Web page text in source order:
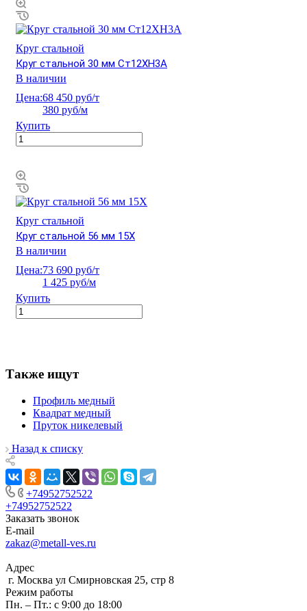
Круг стальной
Круг стальной 30 мм Ст12ХН3А
В наличии
Цена:68 450 руб/т
380 руб/м
Купить
Круг стальной
Круг стальной 56 мм 15Х
В наличии
Цена:73 690 руб/т
1 425 руб/м
Купить
Также ищут
Профиль медный
Квадрат медный
Пруток никелевый
Назад к списку
+74952752522
+74952752522
Заказать звонок
E-mail
zakaz@metall-ves.ru
Адрес
г. Москва ул Смирновская 25, стр 8
Режим работы
Пн. – Пт.: с 9:00 до 18:00